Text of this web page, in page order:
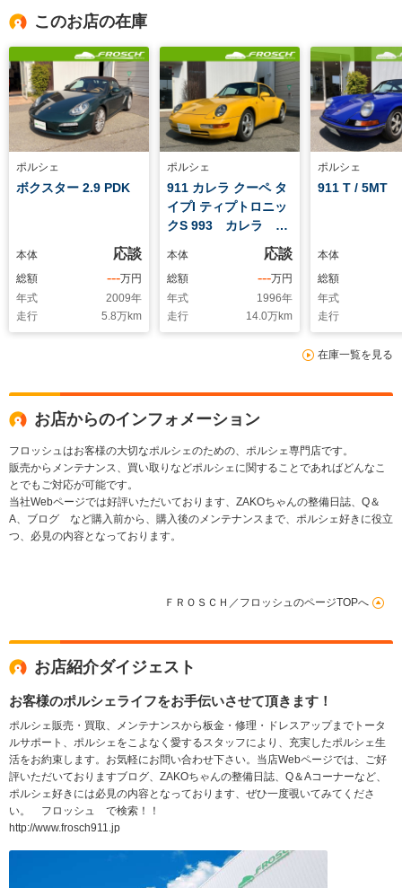
このお店の在庫
ポルシェ
ボクスター 2.9 PDK
本体 応談
総額 ---万円
年式
2009年
走行
5.8万km
ポルシェ
911 カレラ クーペ タ
イプI ティプトロニッ
クS 993 カレラ 後
期 バリオラムエンジ
ン
本体 応談
総額 ---万円
年式
1996年
走行
14.0万km
ポルシェ
911 T / 5MT
本体
総額
年式
走行
在庫一覧を見る
お店からのインフォメーション
フロッシュはお客様の大切なポルシェのための、ポルシェ専門店です。
販売からメンテナンス、買い取りなどポルシェに関することであればどんなこ
とでもご対応が可能です。
当社Webページでは好評いただいております、ZAKOちゃんの整備日誌、Q＆
A、ブログ など購入前から、購入後のメンテナンスまで、ポルシェ好きに役立
つ、必見の内容となっております。
ＦＲＯＳＣＨ／フロッシュのページTOPへ
お店紹介ダイジェスト
お客様のポルシェライフをお手伝いさせて頂きます！
ポルシェ販売・買取、メンテナンスから板金・修理・ドレスアップまでトータ
ルサポート、ポルシェをこよなく愛するスタッフにより、充実したポルシェ生
活をお約束します。お気軽にお問い合わせ下さい。当店Webページでは、ご好
評いただいておりますブログ、ZAKOちゃんの整備日誌、Q＆Aコーナーなど、
ポルシェ好きには必見の内容となっております、ぜひ一度覗いてみてくださ
い。 フロッシュ で検索！！
http://www.frosch911.jp